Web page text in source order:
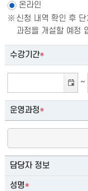
온라인
신청 내역 확인 후
과정을 개설할 예정
수강기간*
~
운영과정*
담당자 정보
성명*